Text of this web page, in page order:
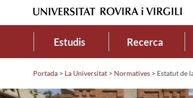
Estudis Recerca
Portada > La Universitat > Normatives > Estatut de